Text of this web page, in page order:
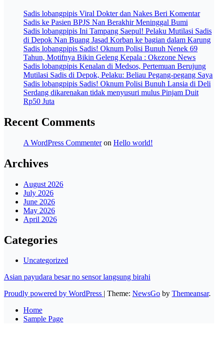
Sadis lobangpipis Viral Dokter dan Nakes Beri Komentar
Sadis ke Pasien BPJS Nan Berakhir Meninggal Bumi
Sadis lobangpipis Ini Tampang Saepul! Pelaku Mutilasi Sadis
di Depok Nan Buang Jasad Korban ke bagian dalam Karung
Sadis lobangpipis Sadis! Oknum Polisi Bunuh Nenek 69
Tahun, Motifnya Bikin Geleng Kepala : Okezone News
Sadis lobangpipis Kenalan di Medsos, Pertemuan Berujung
Mutilasi Sadis di Depok, Pelaku: Beliau Pegang-pegang Saya
Sadis lobangpipis Sadis! Oknum Polisi Bunuh Lansia di Deli
Serdang dikarenakan tidak menyusuri mulus Pinjam Duit
Rp50 Juta
Recent Comments
A WordPress Commenteron Hello world!
Archives
August 2026
July 2026
June 2026
May 2026
April 2026
Categories
Uncategorized
Asian payudara besar no sensor langsung birahi
Proudly powered by WordPress
Theme: NewsGo by Themeansar.
Home
Sample Page